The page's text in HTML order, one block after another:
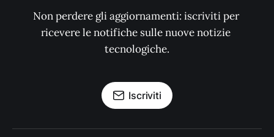
Non perdere gli aggiornamenti: iscriviti per
ricevere le notifiche sulle nuove notizie
tecnologiche.
Iscriviti